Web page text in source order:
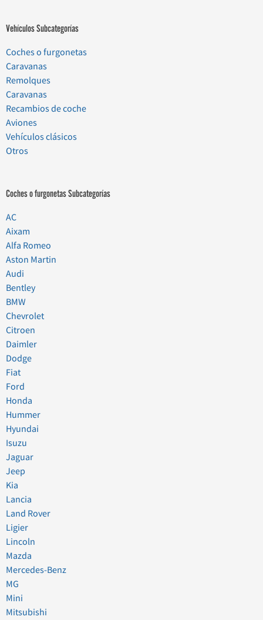
Vehículos Subcategorías
Coches o furgonetas
Caravanas
Remolques
Caravanas
Recambios de coche
Aviones
Vehículos clásicos
Otros
Coches o furgonetas Subcategorías
AC
Aixam
Alfa Romeo
Aston Martin
Audi
Bentley
BMW
Chevrolet
Citroen
Daimler
Dodge
Fiat
Ford
Honda
Hummer
Hyundai
Isuzu
Jaguar
Jeep
Kia
Lancia
Land Rover
Ligier
Lincoln
Mazda
Mercedes-Benz
MG
Mini
Mitsubishi